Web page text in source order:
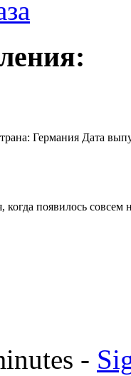
Германия Дата
когда появилось
-